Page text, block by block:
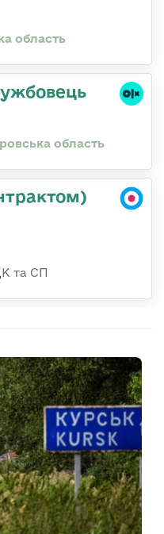
область
область
та СП